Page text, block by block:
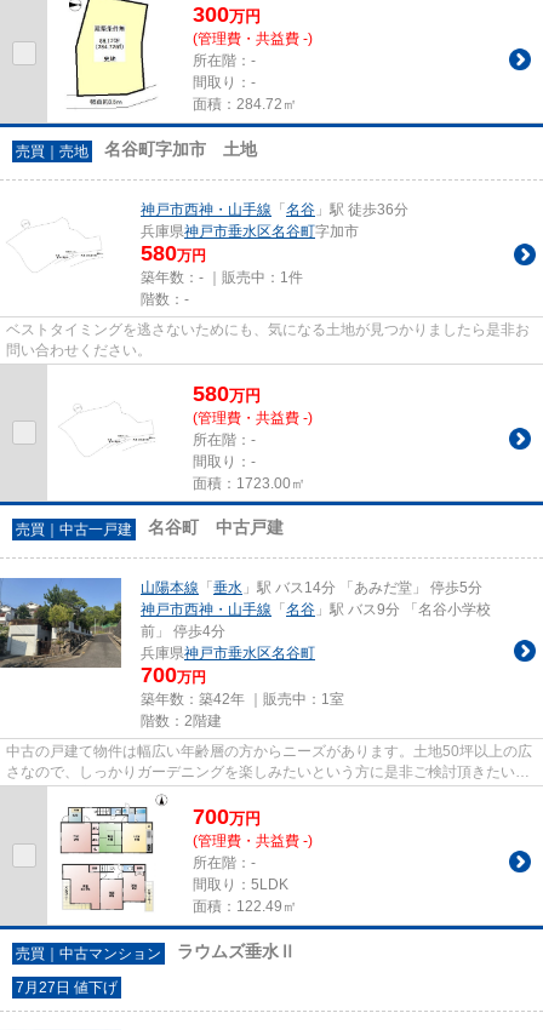
300万円
(管理費・共益費 -)
所在階：-
間取り：-
面積：284.72㎡
売買｜売地 名谷町字加市 土地
神戸市西神・山手線 「 名谷 」駅 徒歩36分
兵庫県神戸市垂水区名谷町字加市
580万円
築年数：- ｜販売中： 1件
階数：-
ベストタイミングを逃さないためにも、気になる土地が見つかりましたら是非お
問い合わせください。
580万円
(管理費・共益費 -)
所在階：-
間取り：-
面積：1723.00㎡
売買｜中古一戸建 名谷町 中古戸建
山陽本線 「 垂水 」駅 バス14分 「あみだ堂」 停歩5分
神戸市西神・山手線 「 名谷 」駅 バス9分 「名谷小学校
前」 停歩4分
兵庫県神戸市垂水区名谷町
700万円
築年数：築42年 ｜販売中： 1室
階数：2階建
中古の戸建て物件は幅広い年齢層の方からニーズがあります。土地50坪以上の広
さなので、しっかりガーデニングを楽しみたいという方に是非ご検討頂きたい物
件です。お客様によって希望...
700万円
(管理費・共益費 -)
所在階：-
間取り：5LDK
面積：122.49㎡
売買｜中古マンション ラウムズ垂水Ⅱ
7月27日 値下げ